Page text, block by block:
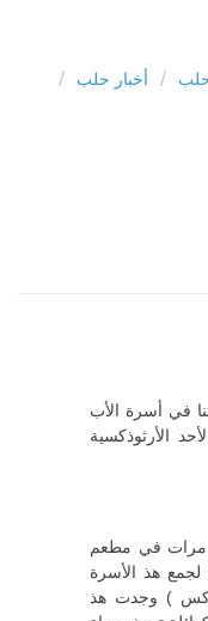
/ أخبار حلب /
في أسرة الأب
الأرثوذكسية
عن / 6 / اجتماعات ولقاء / 5 / مرات في مطعم
هذ الأسرة
) وجدت هذ